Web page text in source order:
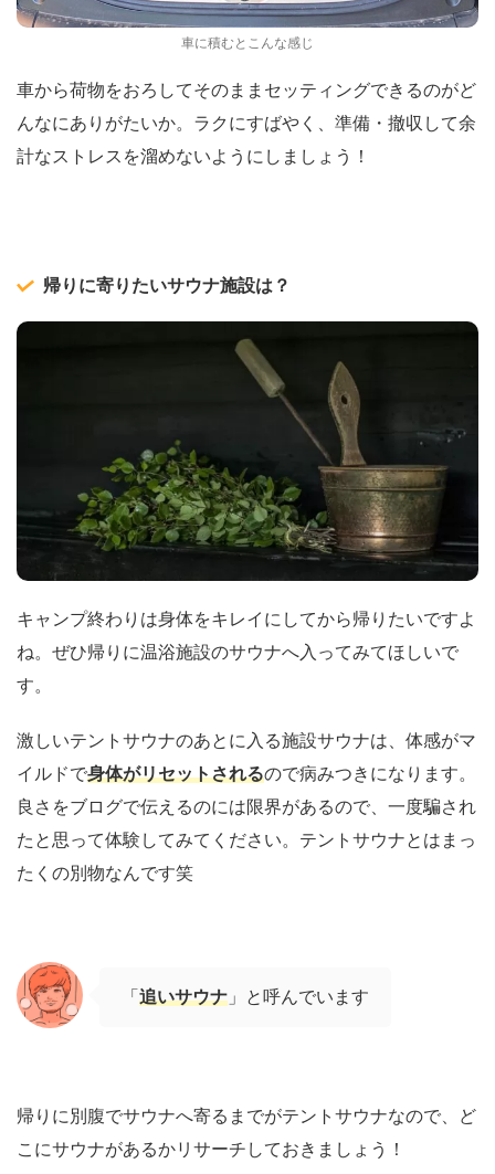
車に積むとこんな感じ
車から荷物をおろしてそのままセッティングできるのがど
んなにありがたいか。ラクにすばやく、準備・撤収して余
計なストレスを溜めないようにしましょう！
帰りに寄りたいサウナ施設は？
キャンプ終わりは身体をキレイにしてから帰りたいですよ
ね。ぜひ帰りに温浴施設のサウナへ入ってみてほしいで
す。
激しいテントサウナのあとに入る施設サウナは、体感がマ
イルドで身体がリセットされるので病みつきになります。
良さをブログで伝えるのには限界があるので、一度騙され
たと思って体験してみてください。テントサウナとはまっ
たくの別物なんです笑
「 追いサウナ 」と呼んでいます
帰りに別腹でサウナへ寄るまでがテントサウナなので、ど
こにサウナがあるかリサーチしておきましょう！